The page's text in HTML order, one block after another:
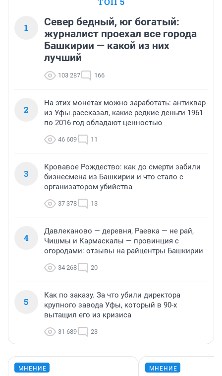
1
Север бедный, юг богатый:
журналист проехал все города
Башкирии — какой из них
лучший
103 287 166
2
На этих монетах можно заработать: антиквар
из Уфы рассказал, какие редкие деньги 1961
по 2016 год обладают ценностью
46 609 11
3
Кровавое Рождество: как до смерти забили
бизнесмена из Башкирии и что стало с
организатором убийства
37 378 13
4
Давлеканово — деревня, Раевка — не рай,
Чишмы и Кармаскалы — провинция с
огородами: отзывы на райцентры Башкирии
34 268 20
5
Как по заказу. За что убили директора
крупного завода Уфы, который в 90-х
вытащил его из кризиса
31 689 23
МНЕНИЕ МНЕНИЕ